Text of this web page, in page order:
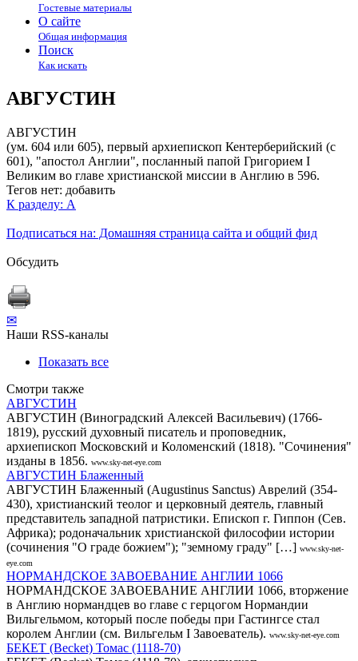
Гостевые материалы
О сайте
Общая информация
Поиск
Как искать
АВГУСТИН
АВГУСТИН
(ум. 604 или 605), первый архиепископ Кентерберийский (c
601), "апостол Англии", посланный папой Григорием I
Великим во главе христианской миссии в Англию в 596.
Тегов нет: добавить
К разделу: А
Подписаться на: Домашняя страница сайта и общий фид
Обсудить
✉
Наши RSS-каналы
Показать все
Смотри также
АВГУСТИН
АВГУСТИН (Виноградский Алексей Васильевич) (1766-
1819), русский духовный писатель и проповедник,
архиепископ Московский и Коломенский (1818). "Сочинения"
изданы в 1856. www.sky-net-eye.com
АВГУСТИН Блаженный
АВГУСТИН Блаженный (Augustinus Sanctus) Аврелий (354-
430), христианский теолог и церковный деятель, главный
представитель западной патристики. Епископ г. Гиппон (Сев.
Африка); родоначальник христианской философии истории
(сочинения "О граде божием"); "земному граду" […] www.sky-net-
eye.com
НОРМАНДСКОЕ ЗАВОЕВАНИЕ АНГЛИИ 1066
НОРМАНДСКОЕ ЗАВОЕВАНИЕ АНГЛИИ 1066, вторжение
в Англию нормандцев во главе с герцогом Нормандии
Вильгельмом, который после победы при Гастингсе стал
королем Англии (см. Вильгельм I Завоеватель). www.sky-net-eye.com
БЕКЕТ (Becket) Томас (1118-70)